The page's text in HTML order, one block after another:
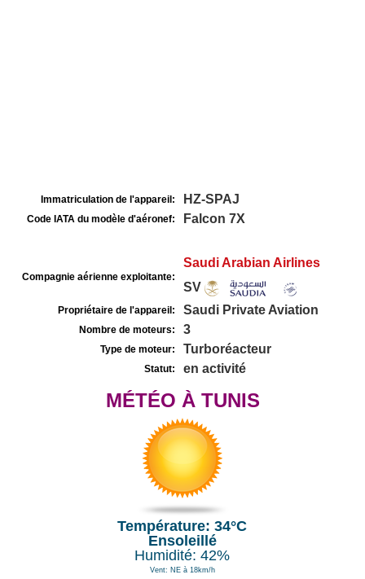
Immatriculation de l'appareil: HZ-SPAJ
Code IATA du modèle d'aéronef: Falcon 7X
Compagnie aérienne exploitante:
Saudi Arabian Airlines
SV
Propriétaire de l'appareil: Saudi Private Aviation
Nombre de moteurs: 3
Type de moteur: Turboréacteur
Statut: en activité
MÉTÉO À TUNIS
Température: 34°C
Ensoleillé
Humidité: 42%
Vent: NE à 18km/h